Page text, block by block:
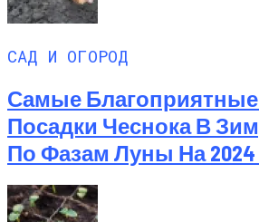
САД И ОГОРОД
Самые
Посадки Чеснока В
По Фазам Луны На